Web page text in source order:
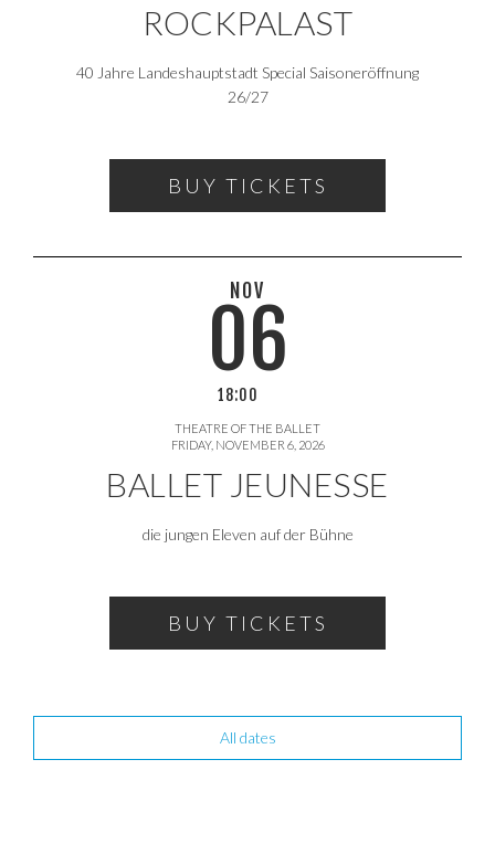
BUY TICKETS
ROCKPALAST
40 Jahre Landeshauptstadt Special Saisoneröffnung
26/27
BUY TICKETS
18:00
06
FRIDAY, NOVEMBER 6, 2026
BALLET JEUNESSE
THEATRE OF THE BALLET
die jungen Eleven auf der Bühne
NOV
All dates